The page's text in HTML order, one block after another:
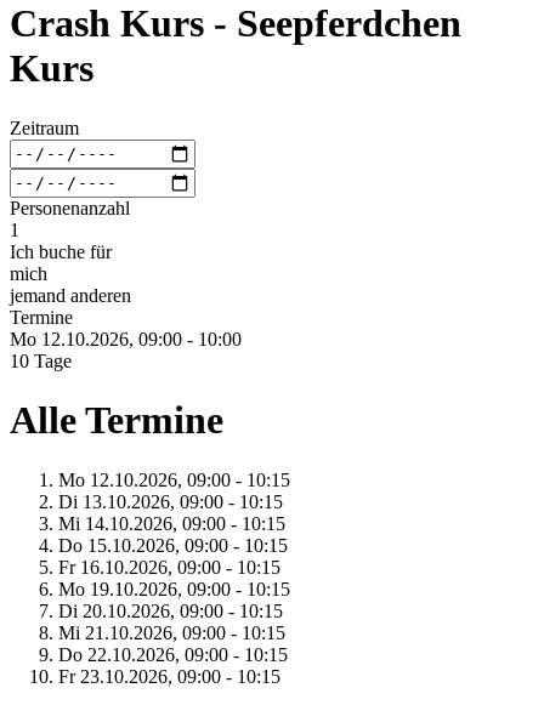
Crash Kurs - Seepferdchen
Kurs
Zeitraum
Personenanzahl
1
Ich buche für
mich
jemand anderen
Termine
Mo 12.10.2026, 09:00 - 10:00
10 Tage
Alle Termine
Mo 12.10.2026, 09:00 - 10:15
Di 13.10.2026, 09:00 - 10:15
Mi 14.10.2026, 09:00 - 10:15
Do 15.10.2026, 09:00 - 10:15
Fr 16.10.2026, 09:00 - 10:15
Mo 19.10.2026, 09:00 - 10:15
Di 20.10.2026, 09:00 - 10:15
Mi 21.10.2026, 09:00 - 10:15
Do 22.10.2026, 09:00 - 10:15
Fr 23.10.2026, 09:00 - 10:15